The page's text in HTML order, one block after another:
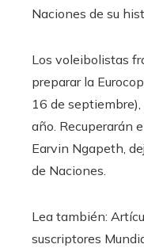
Naciones de su
Los voleibolistas
preparar la
16 de
año. Recuperarán
Earvin Ngapeth,
de Naciones.
Lea también:
suscriptores